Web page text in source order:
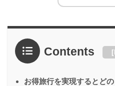
Contents [
お得旅行を実現するとど